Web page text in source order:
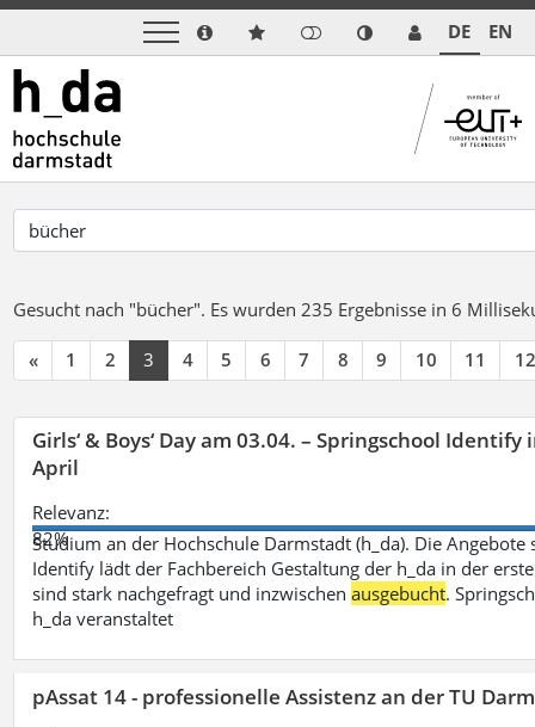
DE EN
Gesucht nach "bücher". Es wurden 235 Ergebnisse in 6
« 1 2 3 4 5 6 7 8 9 10 11 12
Girls‘ & Boys‘ Day am 03.04. – Springschool
April
Relevanz:
82%
Studium an der Hochschule Darmstadt (h_da). Die
Identify lädt der Fachbereich Gestaltung der h_da in der
sind stark nachgefragt und inzwischenausgebucht.
h_da veranstaltet
pAssat 14 - professionelle Assistenz an der TU